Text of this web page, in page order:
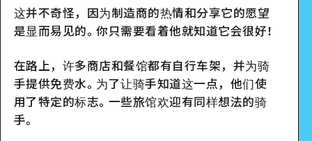
这并不奇怪，因为制造商的热情和分享它的愿望
是显而易见的。你只需要看着他就知道它会很好！
在路上，许多商店和餐馆都有自行车架，并为骑
手提供免费水。为了让骑手知道这一点，他们使
用了特定的标志。一些旅馆欢迎有同样想法的骑
手。